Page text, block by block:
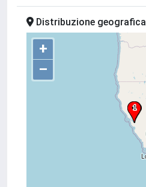
Distribuzione geografica
+
–